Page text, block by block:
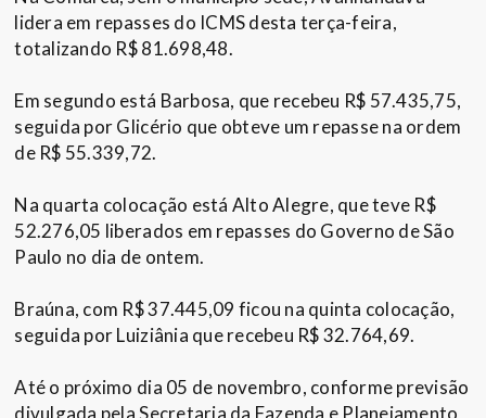
lidera em repasses do ICMS desta terça-feira,
totalizando R$ 81.698,48.
Em segundo está Barbosa, que recebeu R$ 57.435,75,
seguida por Glicério que obteve um repasse na ordem
de R$ 55.339,72.
Na quarta colocação está Alto Alegre, que teve R$
52.276,05 liberados em repasses do Governo de São
Paulo no dia de ontem.
Braúna, com R$ 37.445,09 ficou na quinta colocação,
seguida por Luiziânia que recebeu R$ 32.764,69.
Até o próximo dia 05 de novembro, conforme previsão